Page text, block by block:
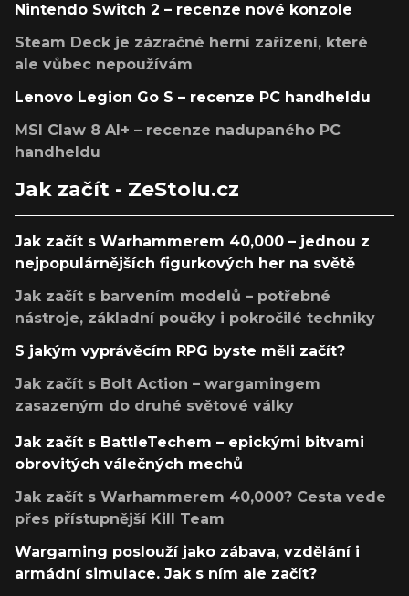
Nintendo Switch 2 – recenze nové konzole
Steam Deck je zázračné herní zařízení, které
ale vůbec nepoužívám
Lenovo Legion Go S – recenze PC handheldu
MSI Claw 8 AI+ – recenze nadupaného PC
handheldu
Jak začít - ZeStolu.cz
Jak začít s Warhammerem 40,000 – jednou z
nejpopulárnějších figurkových her na světě
Jak začít s barvením modelů – potřebné
nástroje, základní poučky i pokročilé techniky
S jakým vyprávěcím RPG byste měli začít?
Jak začít s Bolt Action – wargamingem
zasazeným do druhé světové války
Jak začít s BattleTechem – epickými bitvami
obrovitých válečných mechů
Jak začít s Warhammerem 40,000? Cesta vede
přes přístupnější Kill Team
Wargaming poslouží jako zábava, vzdělání i
armádní simulace. Jak s ním ale začít?